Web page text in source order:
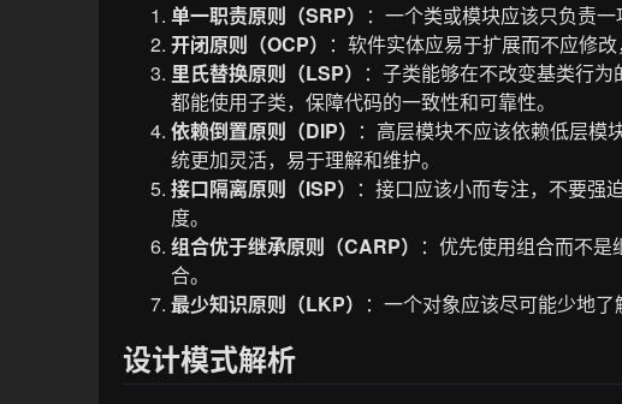
单一职责原则（SRP） ：一个类或模块应该只负责
开闭原则（OCP） ：软件实体应易于扩展而不应修
里氏替换原则（LSP） ：子类能够在不改变基类行
都能使用子类，保障代码的一致性和可靠性。
依赖倒置原则（DIP） ：高层模块不应该依赖低层模
统更加灵活，易于理解和维护。
接口隔离原则（ISP） ：接口应该小而专注，不要强
度。
组合优于继承原则（CARP） ：优先使用组合而不
合。
最少知识原则（LKP） ：一个对象应该尽可能少地了
设计模式解析